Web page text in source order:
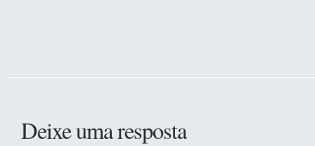
Deixe uma resposta